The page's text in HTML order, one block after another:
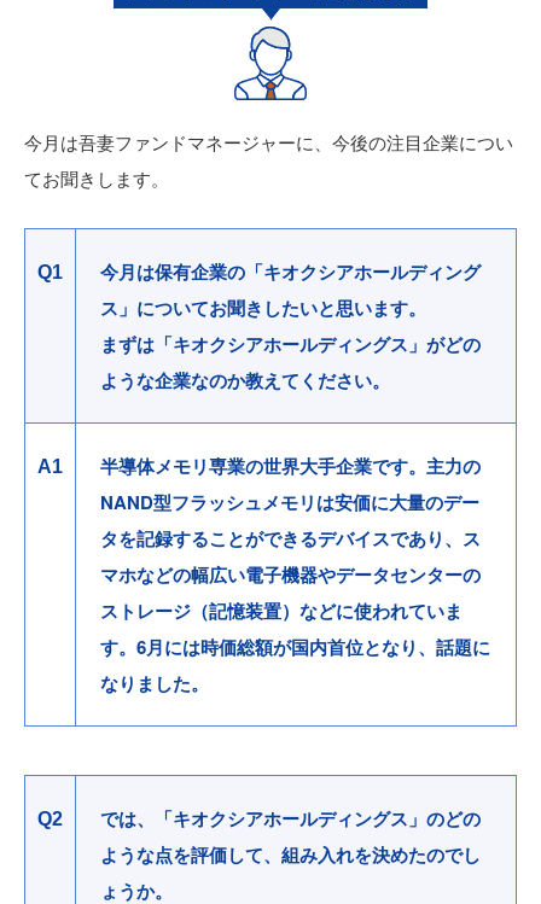
今月は吾妻ファンドマネージャーに、今後の注目企業につい
てお聞きします。
Q1
今月は保有企業の「キオクシアホールディング
ス」についてお聞きしたいと思います。
まずは「キオクシアホールディングス」がどの
ような企業なのか教えてください。
A1
半導体メモリ専業の世界大手企業です。主力の
NAND型フラッシュメモリは安価に大量のデー
タを記録することができるデバイスであり、ス
マホなどの幅広い電子機器やデータセンターの
ストレージ（記憶装置）などに使われていま
す。6月には時価総額が国内首位となり、話題に
なりました。
Q2
では、「キオクシアホールディングス」のどの
ような点を評価して、組み入れを決めたのでし
ょうか。